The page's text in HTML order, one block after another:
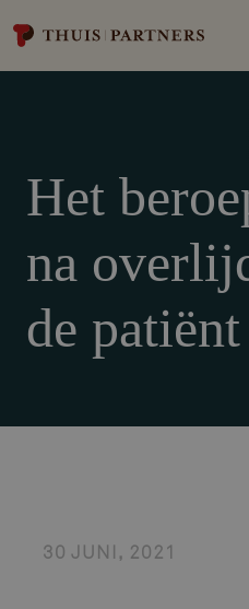
Het
na
de patiënt
30 JUNI, 2021